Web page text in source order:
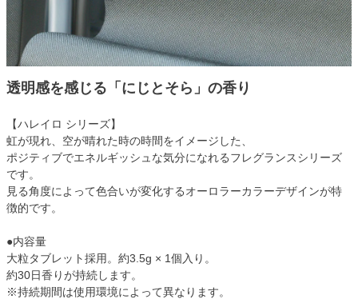
透明感を感じる「にじとそら」の香り
【ハレイロ シリーズ】
虹が現れ、空が晴れた時の時間をイメージした、
ポジティブでエネルギッシュな気分になれるフレグランスシリーズ
です。
見る角度によって色合いが変化するオーロラーカラーデザインが特
徴的です。
●内容量
大粒タブレット採用。約3.5g × 1個入り。
約30日香りが持続します。
※持続期間は使用環境によって異なります。